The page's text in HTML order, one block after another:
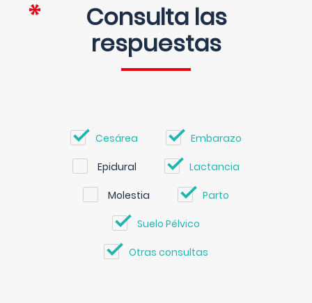
Consulta las
respuestas
Cesárea Embarazo
Epidural Lactancia
Molestia Parto
Suelo Pélvico
Otras consultas